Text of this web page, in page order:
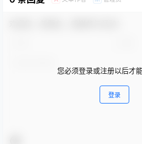
您必须登录或注册以后才
登录